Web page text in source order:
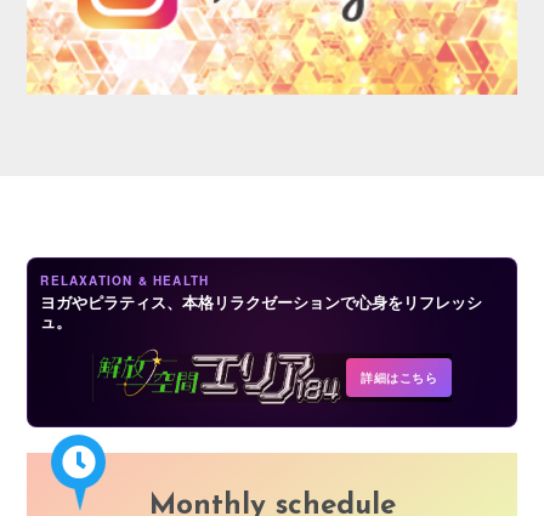
RELAXATION & HEALTH
ヨガやピラティス、本格リラクゼーションで心身をリフレッシ
ュ。
詳細はこちら
Monthly schedule